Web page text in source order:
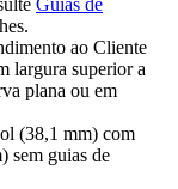
Guias de
ao Cliente
largura superior a
plana ou em
(38,1 mm) com
sem guias de